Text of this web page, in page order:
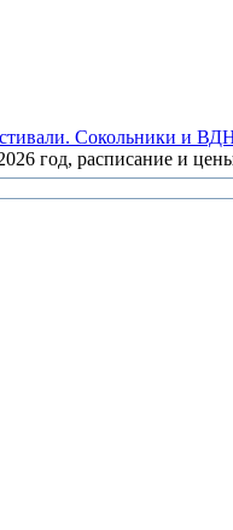
Сокольники и
год, расписание и